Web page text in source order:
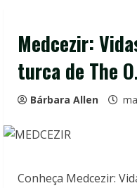
Medcezir:
turca de The
Bárbara Allen
Conheça Medcezir: